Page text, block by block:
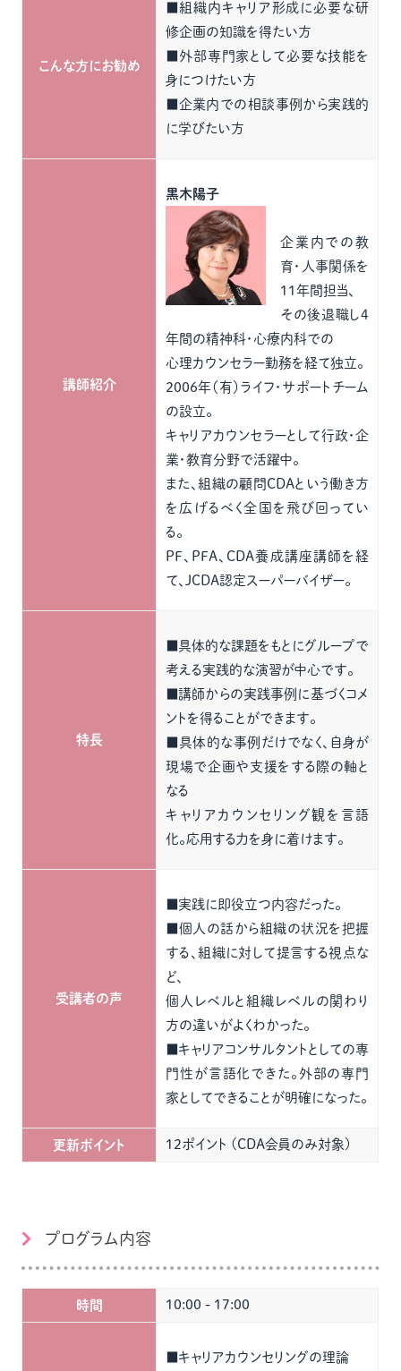
こんな方にお勧め
■組織内キャリア形成に必要な研
修企画の知識を得たい方
■外部専門家として必要な技能を
身につけたい方
■企業内での相談事例から実践的
に学びたい方
講師紹介
黒木陽子
企業内での教
育・人事関係を
１１年間担当、
その後退職し4
年間の精神科・心療内科での
心理カウンセラー勤務を経て独立。
2006年（有）ライフ・サポートチーム
の設立。
キャリアカウンセラーとして行政・企
業・教育分野で活躍中。
また、組織の顧問CDAという働き方
を広げるべく全国を飛び回ってい
る。
PF、PFA、CDA養成講座講師を経
て、JCDA認定スーパーバイザー。
特長
■具体的な課題をもとにグループで
考える実践的な演習が中心です。
■講師からの実践事例に基づくコメ
ントを得ることができます。
■具体的な事例だけでなく、自身が
現場で企画や支援をする際の軸と
なる
キャリアカウンセリング観を言語
化。応用する力を身に着けます。
受講者の声
■実践に即役立つ内容だった。
■個人の話から組織の状況を把握
する、組織に対して提言する視点な
ど、
個人レベルと組織レベルの関わり
方の違いがよくわかった。
■キャリアコンサルタントとしての専
門性が言語化できた。外部の専門
家としてできることが明確になった。
更新ポイント 12ポイント (CDA会員のみ対象)
プログラム内容
時間 10:00 - 17:00
■キャリアカウンセリングの理論